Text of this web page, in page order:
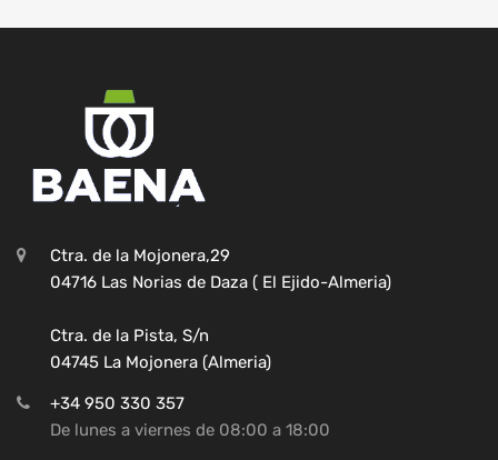
Ctra. de la Mojonera,29
04716 Las Norias de Daza ( El Ejido-Almeria)
Ctra. de la Pista, S/n
04745 La Mojonera (Almeria)
+34 950 330 357
De lunes a viernes de 08:00 a 18:00